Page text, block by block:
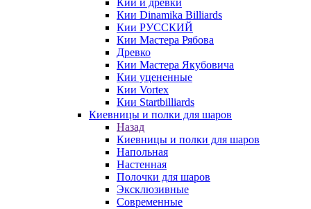
Кии и древки
Кии Dinamika Billiards
Кии РУССКИЙ
Кии Мастера Рябова
Древко
Кии Мастера Якубовича
Кии уцененные
Кии Vortex
Кии Startbilliards
Киевницы и полки для шаров
Назад
Киевницы и полки для шаров
Напольная
Настенная
Полочки для шаров
Эксклюзивные
Современные